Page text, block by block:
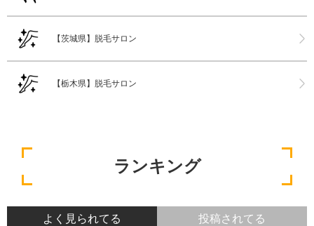
【茨城県】脱毛サロン
【栃木県】脱毛サロン
ランキング
よく見られてる 投稿されてる